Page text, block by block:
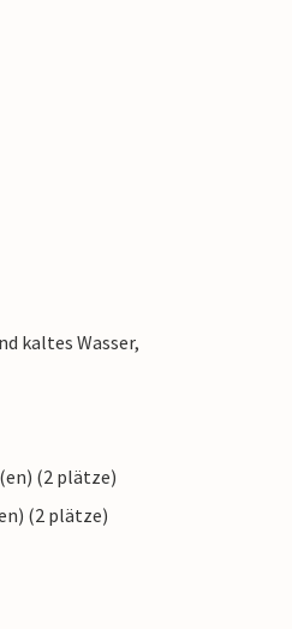
kaltes Wasser,
(2 plätze)
(2 plätze)